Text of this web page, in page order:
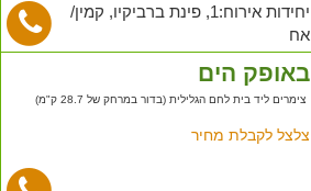
יחידות אירוח:1, פינת ברביקיו, קמין/
אח
באופק הים
צימרים ליד בית לחם הגלילית (בדור במרחק של 28.7 ק"מ)
צלצל לקבלת מחיר